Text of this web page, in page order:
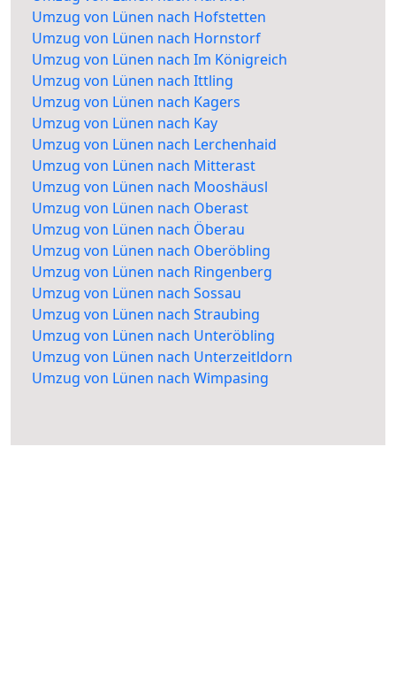
Umzug von Lünen nach Hofstetten
Umzug von Lünen nach Hornstorf
Umzug von Lünen nach Im Königreich
Umzug von Lünen nach Ittling
Umzug von Lünen nach Kagers
Umzug von Lünen nach Kay
Umzug von Lünen nach Lerchenhaid
Umzug von Lünen nach Mitterast
Umzug von Lünen nach Mooshäusl
Umzug von Lünen nach Oberast
Umzug von Lünen nach Öberau
Umzug von Lünen nach Oberöbling
Umzug von Lünen nach Ringenberg
Umzug von Lünen nach Sossau
Umzug von Lünen nach Straubing
Umzug von Lünen nach Unteröbling
Umzug von Lünen nach Unterzeitldorn
Umzug von Lünen nach Wimpasing